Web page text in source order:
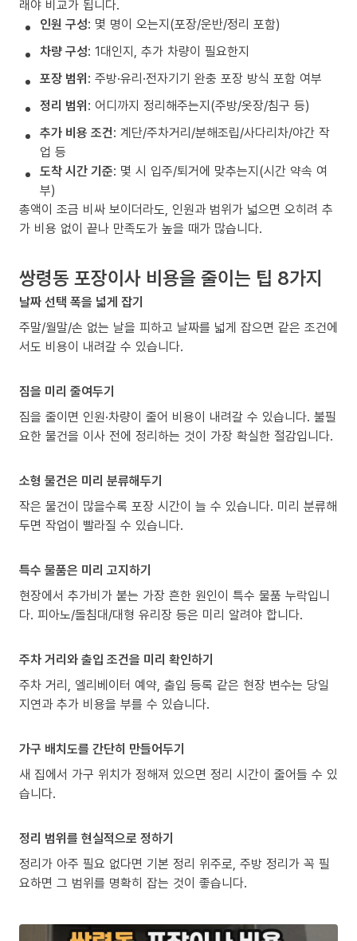
래야 비교가 됩니다.
인원 구성: 몇 명이 오는지(포장/운반/정리 포함)
차량 구성: 1대인지, 추가 차량이 필요한지
포장 범위: 주방·유리·전자기기 완충 포장 방식 포함 여부
정리 범위: 어디까지 정리해주는지(주방/옷장/침구 등)
추가 비용 조건: 계단/주차거리/분해조립/사다리차/야간 작
업 등
도착 시간 기준: 몇 시 입주/퇴거에 맞추는지(시간 약속 여
부)
총액이 조금 비싸 보이더라도, 인원과 범위가 넓으면 오히려 추
가 비용 없이 끝나 만족도가 높을 때가 많습니다.
쌍령동 포장이사 비용을 줄이는 팁 8가지
날짜 선택 폭을 넓게 잡기
주말/월말/손 없는 날을 피하고 날짜를 넓게 잡으면 같은 조건에
서도 비용이 내려갈 수 있습니다.
짐을 미리 줄여두기
짐을 줄이면 인원·차량이 줄어 비용이 내려갈 수 있습니다. 불필
요한 물건을 이사 전에 정리하는 것이 가장 확실한 절감입니다.
소형 물건은 미리 분류해두기
작은 물건이 많을수록 포장 시간이 늘 수 있습니다. 미리 분류해
두면 작업이 빨라질 수 있습니다.
특수 물품은 미리 고지하기
현장에서 추가비가 붙는 가장 흔한 원인이 특수 물품 누락입니
다. 피아노/돌침대/대형 유리장 등은 미리 알려야 합니다.
주차 거리와 출입 조건을 미리 확인하기
주차 거리, 엘리베이터 예약, 출입 등록 같은 현장 변수는 당일
지연과 추가 비용을 부를 수 있습니다.
가구 배치도를 간단히 만들어두기
새 집에서 가구 위치가 정해져 있으면 정리 시간이 줄어들 수 있
습니다.
정리 범위를 현실적으로 정하기
정리가 아주 필요 없다면 기본 정리 위주로, 주방 정리가 꼭 필
요하면 그 범위를 명확히 잡는 것이 좋습니다.